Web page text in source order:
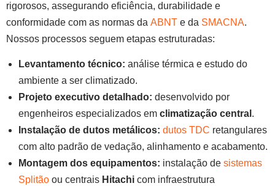
rigorosos, assegurando eficiência, durabilidade e
conformidade com as normas da ABNT e da SMACNA.
Nossos processos seguem etapas estruturadas:
Levantamento técnico: análise térmica e estudo do
ambiente a ser climatizado.
Projeto executivo detalhado: desenvolvido por
engenheiros especializados em climatização central .
Instalação de dutos metálicos: dutos TDC retangulares
com alto padrão de vedação, alinhamento e acabamento.
Montagem dos equipamentos: instalação de sistemas
Splitão ou centrais Hitachi com infraestrutura